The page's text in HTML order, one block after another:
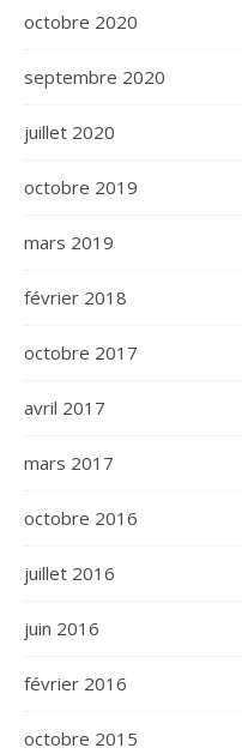
octobre 2020
septembre 2020
juillet 2020
octobre 2019
mars 2019
février 2018
octobre 2017
avril 2017
mars 2017
octobre 2016
juillet 2016
juin 2016
février 2016
octobre 2015